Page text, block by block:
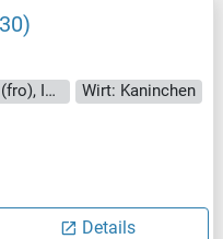
WB, ELISA, ICC, IF (cc), IF (p), IHC (fro), IHC (p)
Wirt: Kaninchen
Details